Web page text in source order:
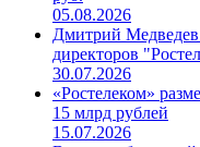
Выручка
увеличилась на
Чистый убыток в 1
руб.
05.08.2026
Дмитрий Медведев
директоров